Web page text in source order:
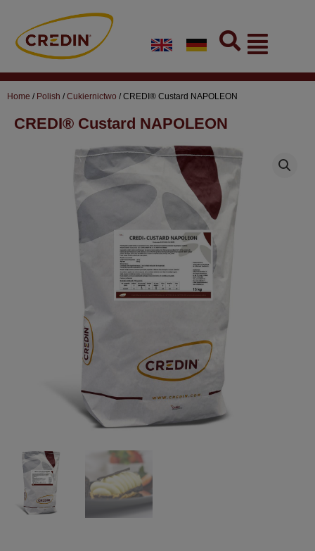
content
Flyout
Menu
Home / Polish /Cukiernictwo / CREDI® Custard NAPOLEON
CREDI® Custard NAPOLEON